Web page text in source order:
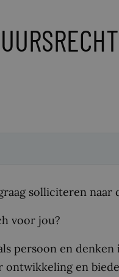
solliciteren
voor jou?
persoon en denken
en